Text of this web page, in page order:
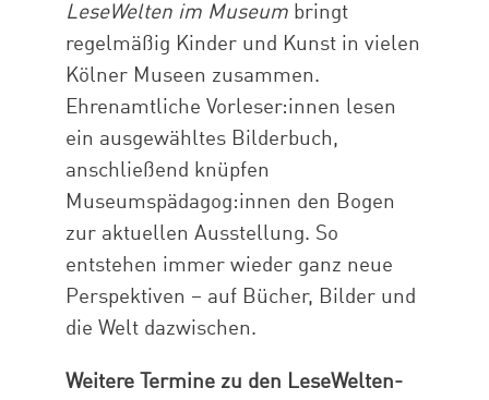
LeseWelten im Museumbringt
regelmäßig Kinder und Kunst in vielen
Kölner Museen zusammen.
Ehrenamtliche Vorleser:innen lesen
ein ausgewähltes Bilderbuch,
anschließend knüpfen
Museumspädagog:innen den Bogen
zur aktuellen Ausstellung. So
entstehen immer wieder ganz neue
Perspektiven – auf Bücher, Bilder und
die Welt dazwischen.
Weitere Termine zu den LeseWelten-